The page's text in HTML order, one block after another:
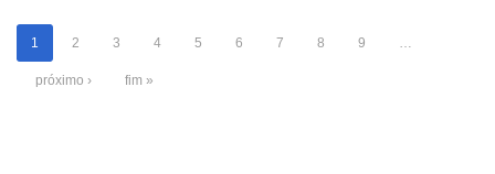
1 2 3 4 5 6 7 8 9 …
próximo › fim »